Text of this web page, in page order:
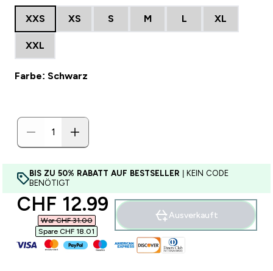
XXS XS S M L XL
XXL
Farbe: Schwarz
BIS ZU 50% RABATT AUF BESTSELLER | KEIN CODE
BENÖTIGT
discounted price
CHF 12.99‎
War CHF 31.00‎
Spare CHF 18.01‎
Ausverkauft